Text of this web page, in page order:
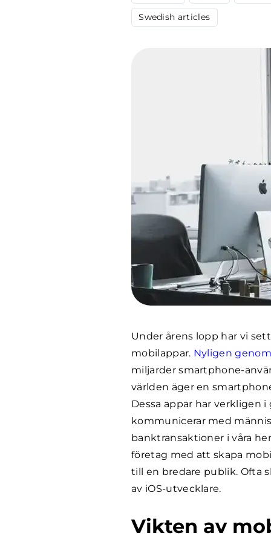
Swedish articles
Under årens lopp har vi
mobilappar. Nyligen
miljarder smartphone-
världen äger en
Dessa appar har verkligen
kommunicerar med
banktransaktioner i våra
företag med att skapa
till en bredare publik. Ofta
av iOS-utvecklare.
Vikten av